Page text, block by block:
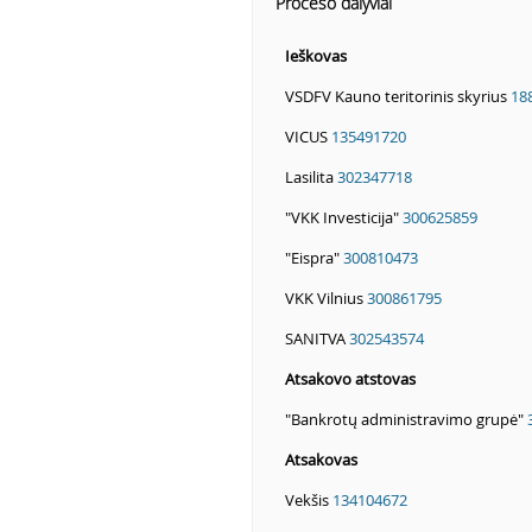
Ieškovas
VSDFV Kauno teritorinis skyrius
VICUS 135491720
Lasilita302347718
"VKK Investicija"300625859
"Eispra"300810473
VKK Vilnius300861795
SANITVA302543574
Atsakovo atstovas
"Bankrotų administravimo grupė"
Atsakovas
Vekšis 134104672